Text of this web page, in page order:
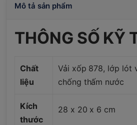
Mô tả sản phẩm
THÔNG SỐ KỸ
Chất
liệu
Vải xốp 878, lớp lót
chống thấm nước
Kích
thước
28 x 20 x 6 cm